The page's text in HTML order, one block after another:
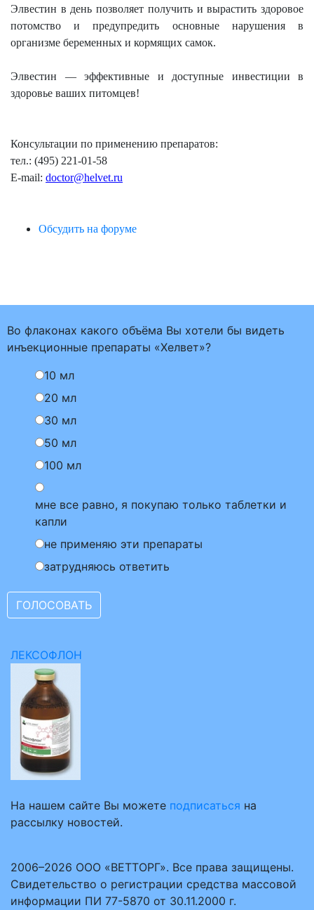
Элвестин в день позволяет получить и вырастить здоровое
потомство и предупредить основные нарушения в
организме беременных и кормящих самок.
Элвестин — эффективные и доступные инвестиции в
здоровье ваших питомцев!
Консультации по применению препаратов:
тел.: (495) 221-01-58
E-mail: doctor@helvet.ru
Обсудить на форуме
Во флаконах какого объёма Вы хотели бы видеть
инъекционные препараты «Хелвет»?
10 мл
20 мл
30 мл
50 мл
100 мл
мне все равно, я покупаю только таблетки и
капли
не применяю эти препараты
затрудняюсь ответить
ЛЕКСОФЛОН
На нашем сайте Вы можете подписаться на
рассылку новостей.
2006–2026 ООО «ВЕТТОРГ». Все права защищены.
Свидетельство о регистрации средства массовой
информации ПИ 77-5870 от 30.11.2000 г.